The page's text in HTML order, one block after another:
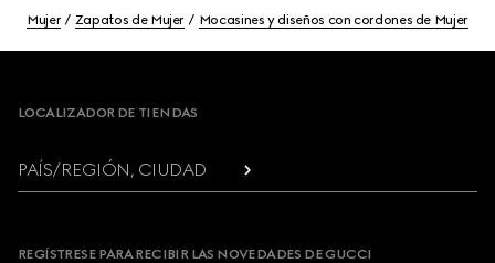
Mujer Zapatos de Mujer Mocasines y diseños con cordones de Mujer
LOCALIZADOR DE TIENDAS
PAÍS/REGIÓN, CIUDAD
REGÍSTRESE PARA RECIBIR LAS NOVEDADES DE GUCCI